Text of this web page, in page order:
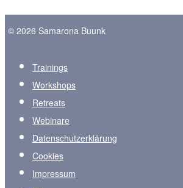
© 2026 Samarona Buunk
Trainings
Workshops
Retreats
Webinare
Datenschutzerklärung
Cookies
Impressum